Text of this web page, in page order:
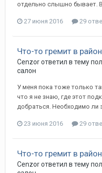
отдельно слышно бывает.
27 июня 2016 29
Что-то гремит в
Cenzorответил в тему
салон
У меня пока тоже только
что я не знаю, где этот
добраться. Необходимо ли
23 июня 2016 29
Что-то гремит в
Cenzorответил в тему